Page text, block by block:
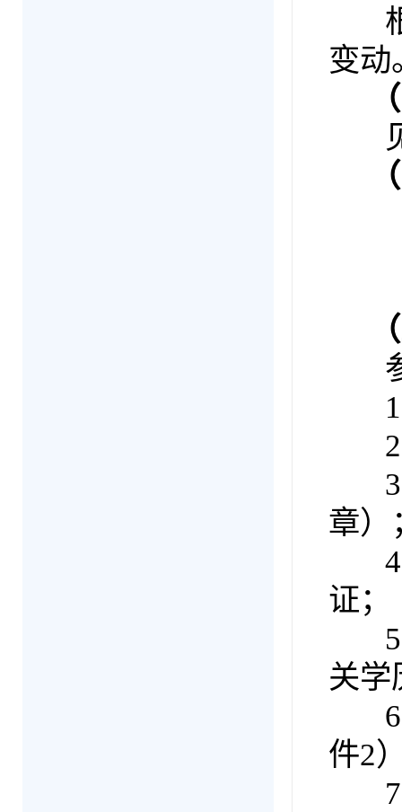
根
变动
见
（
参
1.
2.
3.
章）
4.
证；
5.
关学
6.
件2
7.